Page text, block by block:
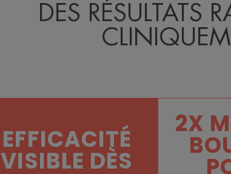
DES RÉSULTATS
EFFICACITÉ
VISIBLE DÈS
2X